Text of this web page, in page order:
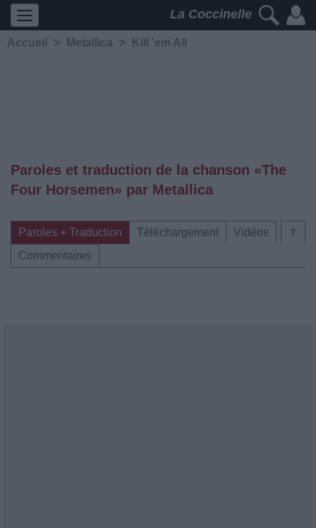
La Coccinelle
Accueil > Metallica > Kill 'em All
Paroles et traduction de la chanson «The
Four Horsemen» par Metallica
⇑
Paroles + Traduction Téléchargement
Vidéos
Commentaires